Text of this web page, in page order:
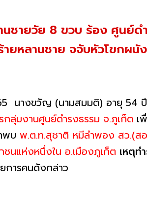
ชายวัย 8 ขวบ ร้อง ศูนย์ด
ายหลานชาย จจับหัวโขกผ
นางขวัญ (นามสมมติ) อายุ 54
กลุ่มงานศูนย์ดำรงธรรม จ.ภูเก็ต เ
พบ พ.ต.ท.สุชาติ หมีลำพอง สว.(ส
ชนแห่งหนึ่งใน อ.เมืองภูเก็ต เหตุท
การคนดังกล่าว